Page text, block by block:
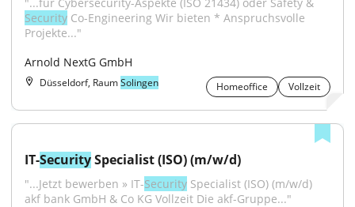
Security Co-Engineering Wir bieten * Anspruchsvolle
Projekte..."
Arnold NextG GmbH
Düsseldorf, RaumSolingen Homeoffice Vollzeit
IT-Security Specialist (ISO) (m/w/d)
"...Jetzt bewerben » IT-Security Specialist (ISO) (m/w/d)
akf bank GmbH & Co KG Vollzeit Die akf-Gruppe..."